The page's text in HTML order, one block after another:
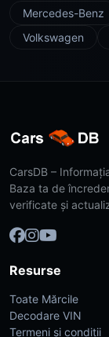
Mercedes-Benz
Volkswagen
CarsDB –
Baza ta de
verificate și
Resurse
Toate Mărcile
Decodare VIN
Termeni și condiții